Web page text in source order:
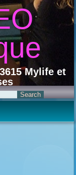
Mylife et